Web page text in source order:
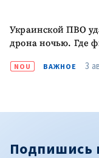
Украинской ПВО
дрона ночью. Где
NOU ВАЖНОЕ 3
Подпишись